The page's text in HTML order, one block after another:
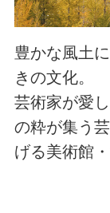
豊かな風土
きの文化。
芸術家が愛
の粋が集う
げる美術館